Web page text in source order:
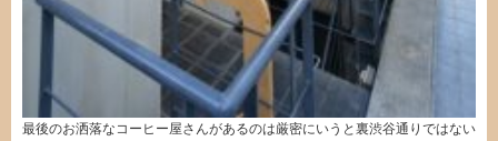
最後のお洒落なコーヒー屋さんがあるのは厳密にいうと裏渋谷通りではない